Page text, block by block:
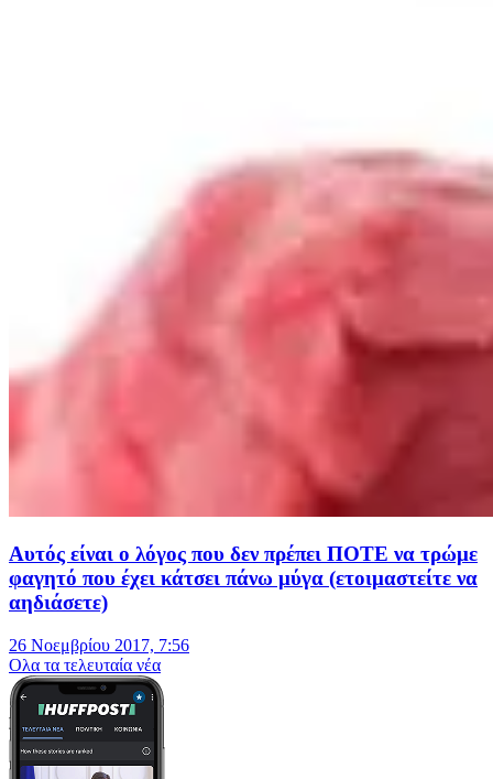
Αυτός είναι ο λόγος που δεν πρέπει ΠΟΤΕ να τρώμε
φαγητό που έχει κάτσει πάνω μύγα (ετοιμαστείτε να
αηδιάσετε)
26 Νοεμβρίου 2017, 7:56
Oλα τα τελευταία νέα